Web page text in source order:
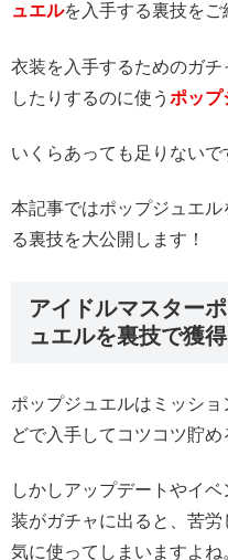
ュエルを入手する裏技をご
衣装を入手するためのガ
したりするのに使う ポップ
いくらあっても足りないで
本記事ではポップジュエ
る裏技を大公開します！
アイドルマスター
ュエルを裏技で獲
ポップジュエルはミッシ
どで入手してコツコツ貯め
しかしアップデートやイ
装がガチャに出ると、苦
気に使ってしまいますよね